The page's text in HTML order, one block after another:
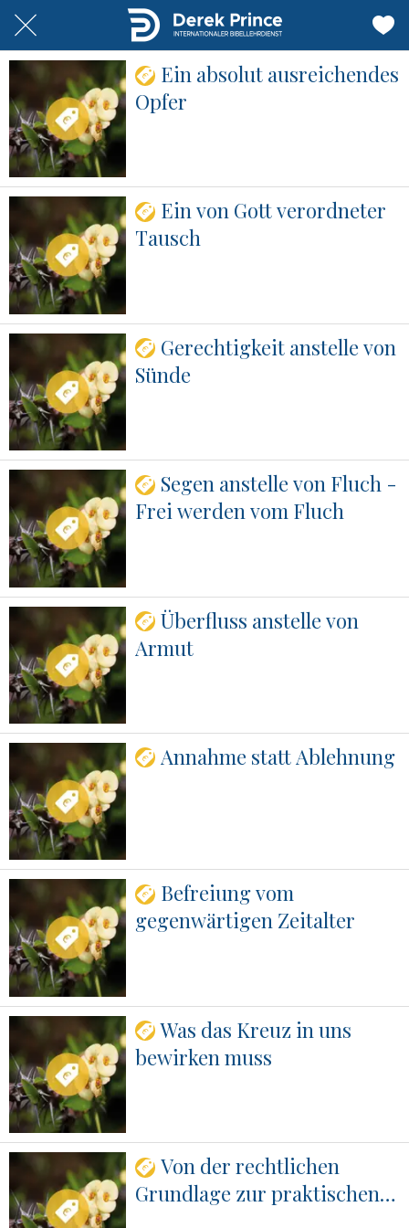
Ein absolut ausreichendes
Opfer
Ein von Gott verordneter
Tausch
Gerechtigkeit anstelle von
Sünde
Segen anstelle von Fluch -
Frei werden vom Fluch
Überfluss anstelle von
Armut
Annahme statt Ablehnung
Befreiung vom
gegenwärtigen Zeitalter
Was das Kreuz in uns
bewirken muss
Von der rechtlichen
Grundlage zur praktischen